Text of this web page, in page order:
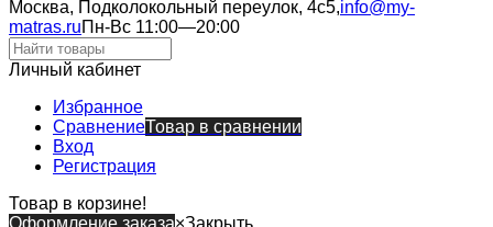
Москва, Подколокольный переулок, 4с5,info@my-
matras.ruПн-Вс 11:00—20:00
Личный кабинет
Избранное
СравнениеТовар в сравнении
Вход
Регистрация
Товар в корзине!